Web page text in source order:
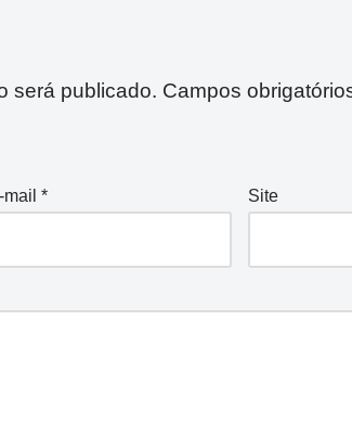
será publicado. Campos
mail * Site